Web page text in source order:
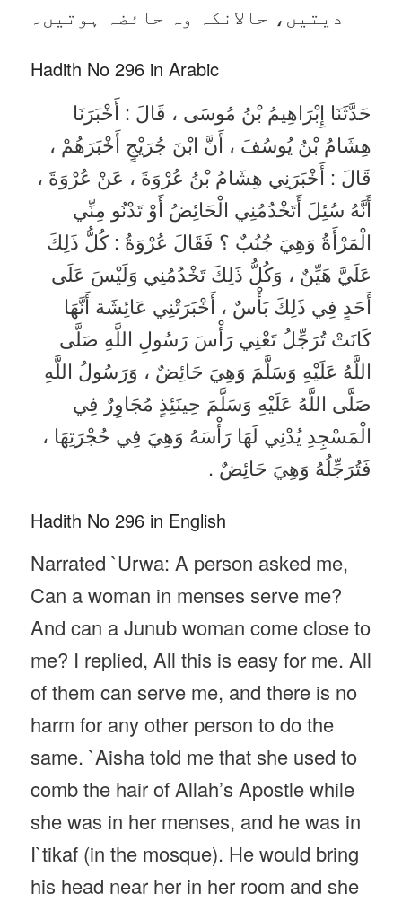
دیتیں، حالانکہ وہ حائضہ ہوتیں۔
Hadith No 296 in Arabic
حَدَّثَنَا إِبْرَاهِيمُ بْنُ مُوسَى ، قَالَ : أَخْبَرَنَا
هِشَامُ بْنُ يُوسُفَ ، أَنَّ ابْنَ جُرَيْجٍ أَخْبَرَهُمْ ،
قَالَ : أَخْبَرَنِي هِشَامُ بْنُ عُرْوَةَ ، عَنْ عُرْوَةَ ،
أَنَّهُ سُئِلَ أَتَخْدُمُنِي الْحَائِضُ أَوْ تَدْنُو مِنِّي
الْمَرْأَةُ وَهِيَ جُنُبٌ ؟ فَقَالَ عُرْوَةُ : كُلُّ ذَلِكَ
عَلَيَّ هَيِّنٌ ، وَكُلُّ ذَلِكَ تَخْدُمُنِي وَلَيْسَ عَلَى
أَحَدٍ فِي ذَلِكَ بَأْسٌ ، أَخْبَرَتْنِي عَائِشَة أَنَّهَا
كَانَتْ تُرَجِّلُ تَعْنِي رَأْسَ رَسُولِ اللَّهِ صَلَّى
اللَّهُ عَلَيْهِ وَسَلَّمَ وَهِيَ حَائِضٌ ، وَرَسُولُ اللَّهِ
صَلَّى اللَّهُ عَلَيْهِ وَسَلَّمَ حِينَئِذٍ مُجَاوِرٌ فِي
الْمَسْجِدِ يُدْنِي لَهَا رَأْسَهُ وَهِيَ فِي حُجْرَتِهَا ،
فَتُرَجِّلُهُ وَهِيَ حَائِضٌ .
Hadith No 296 in English
Narrated `Urwa: A person asked me,
Can a woman in menses serve me?
And can a Junub woman come close to
me? I replied, All this is easy for me. All
of them can serve me, and there is no
harm for any other person to do the
same. `Aisha told me that she used to
comb the hair of Allah’s Apostle while
she was in her menses, and he was in
I`tikaf (in the mosque). He would bring
his head near her in her room and she